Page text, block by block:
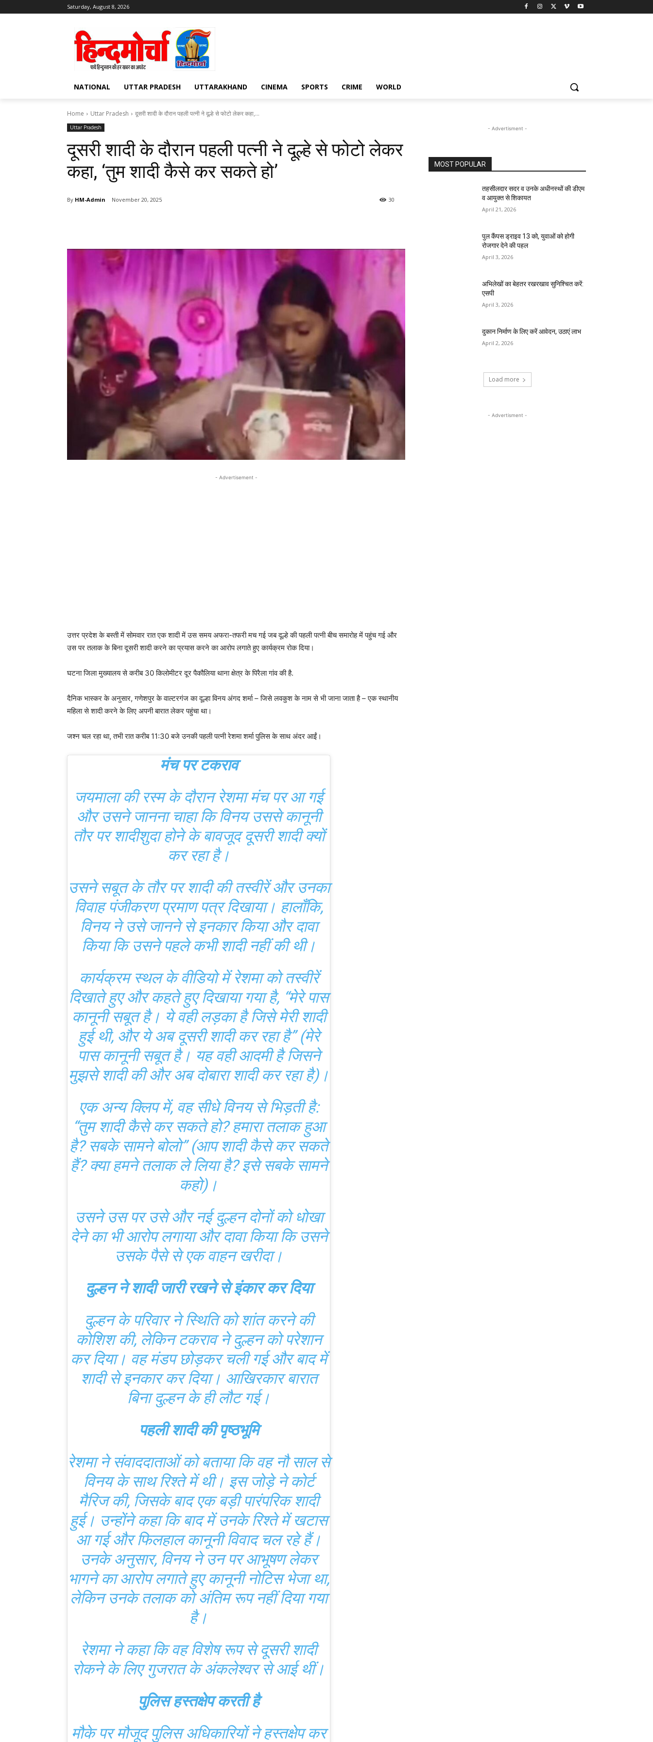
Saturday, August 8, 2026
NATIONAL UTTAR PRADESH UTTARAKHAND CINEMA SPORTS CRIME WORLD
Home Uttar Pradesh दूसरी शादी के दौरान पहली पत्नी ने दूल्हे से फोटो लेकर कहा,...
Uttar Pradesh
दूसरी शादी के दौरान पहली पत्नी ने दूल्हे से फोटो लेकर
कहा, ‘तुम शादी कैसे कर सकते हो’
By HM-Admin November 20, 2025 30
- Advertisement -
उत्तर प्रदेश के बस्ती में सोमवार रात एक शादी में उस समय अफरा-तफरी मच गई जब दूल्हे की पहली पत्नी बीच समारोह में पहुंच गई और
उस पर तलाक के बिना दूसरी शादी करने का प्रयास करने का आरोप लगाते हुए कार्यक्रम रोक दिया।
घटना जिला मुख्यालय से करीब 30 किलोमीटर दूर पैकौलिया थाना क्षेत्र के पिरैला गांव की है.
दैनिक भास्कर के अनुसार, गणेशपुर के वाल्टरगंज का दूल्हा विनय अंगद शर्मा – जिसे लवकुश के नाम से भी जाना जाता है – एक स्थानीय
महिला से शादी करने के लिए अपनी बारात लेकर पहुंचा था।
जश्न चल रहा था, तभी रात करीब 11:30 बजे उनकी पहली पत्नी रेशमा शर्मा पुलिस के साथ अंदर आईं।
मंच पर टकराव
जयमाला की रस्म के दौरान रेशमा मंच पर आ गई
और उसने जानना चाहा कि विनय उससे कानूनी
तौर पर शादीशुदा होने के बावजूद दूसरी शादी क्यों
कर रहा है।
उसने सबूत के तौर पर शादी की तस्वीरें और उनका
विवाह पंजीकरण प्रमाण पत्र दिखाया। हालाँकि,
विनय ने उसे जानने से इनकार किया और दावा
किया कि उसने पहले कभी शादी नहीं की थी।
कार्यक्रम स्थल के वीडियो में रेशमा को तस्वीरें
दिखाते हुए और कहते हुए दिखाया गया है, “मेरे पास
कानूनी सबूत है। ये वही लड़का है जिसे मेरी शादी
हुई थी, और ये अब दूसरी शादी कर रहा है” (मेरे
पास कानूनी सबूत है। यह वही आदमी है जिसने
मुझसे शादी की और अब दोबारा शादी कर रहा है)।
एक अन्य क्लिप में, वह सीधे विनय से भिड़ती है:
“तुम शादी कैसे कर सकते हो? हमारा तलाक हुआ
है? सबके सामने बोलो” (आप शादी कैसे कर सकते
हैं? क्या हमने तलाक ले लिया है? इसे सबके सामने
कहो)।
उसने उस पर उसे और नई दुल्हन दोनों को धोखा
देने का भी आरोप लगाया और दावा किया कि उसने
उसके पैसे से एक वाहन खरीदा।
दुल्हन ने शादी जारी रखने से इंकार कर दिया
दुल्हन के परिवार ने स्थिति को शांत करने की
कोशिश की, लेकिन टकराव ने दुल्हन को परेशान
कर दिया। वह मंडप छोड़कर चली गई और बाद में
शादी से इनकार कर दिया। आखिरकार बारात
बिना दुल्हन के ही लौट गई।
पहली शादी की पृष्ठभूमि
रेशमा ने संवाददाताओं को बताया कि वह नौ साल से
विनय के साथ रिश्ते में थी। इस जोड़े ने कोर्ट
मैरिज की, जिसके बाद एक बड़ी पारंपरिक शादी
हुई। उन्होंने कहा कि बाद में उनके रिश्ते में खटास
आ गई और फिलहाल कानूनी विवाद चल रहे हैं।
उनके अनुसार, विनय ने उन पर आभूषण लेकर
भागने का आरोप लगाते हुए कानूनी नोटिस भेजा था,
लेकिन उनके तलाक को अंतिम रूप नहीं दिया गया
है।
रेशमा ने कहा कि वह विशेष रूप से दूसरी शादी
रोकने के लिए गुजरात के अंकलेश्वर से आई थीं।
पुलिस हस्तक्षेप करती है
मौके पर मौजूद पुलिस अधिकारियों ने हस्तक्षेप कर
- Advertisment -
MOST POPULAR
तहसीलदार सदर व उनके अधीनस्थों की डीएम
व आयुक्त से शिकायत
April 21, 2026
पुल कैंपस ड्राइव 13 को, युवाओं को होगी
रोजगार देने की पहल
April 3, 2026
अभिलेखों का बेहतर रखरखाव सुनिश्चित करें:
एसपी
April 3, 2026
दुकान निर्माण के लिए करें आवेदन, उठाएं लाभ
April 2, 2026
Load more
- Advertisment -